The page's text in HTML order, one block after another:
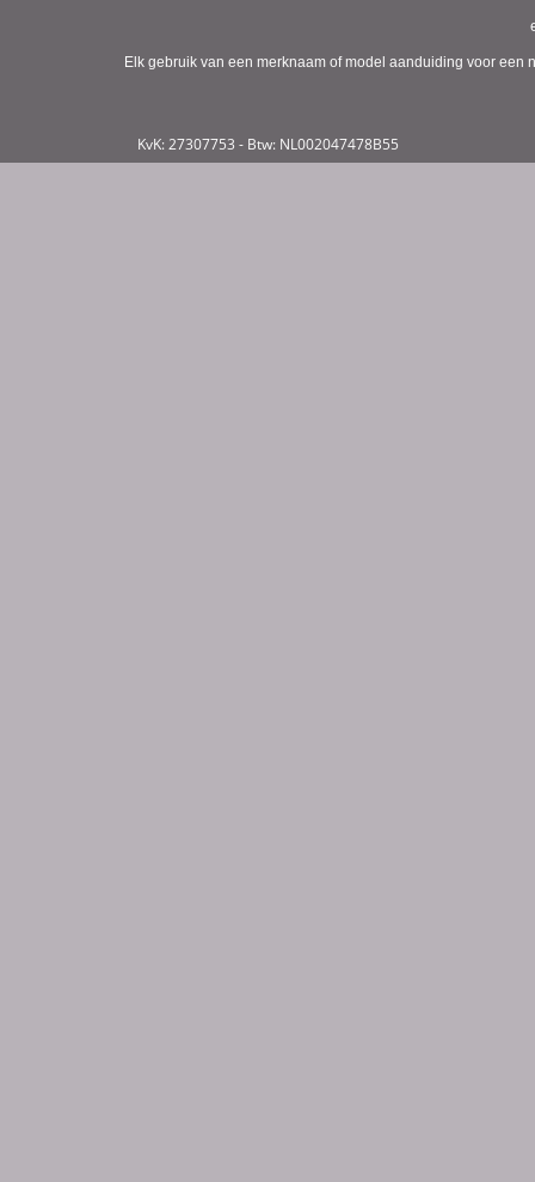
Elk gebruik van een merknaam of model aanduiding voor
KvK: 27307753 - Btw: NL002047478B55